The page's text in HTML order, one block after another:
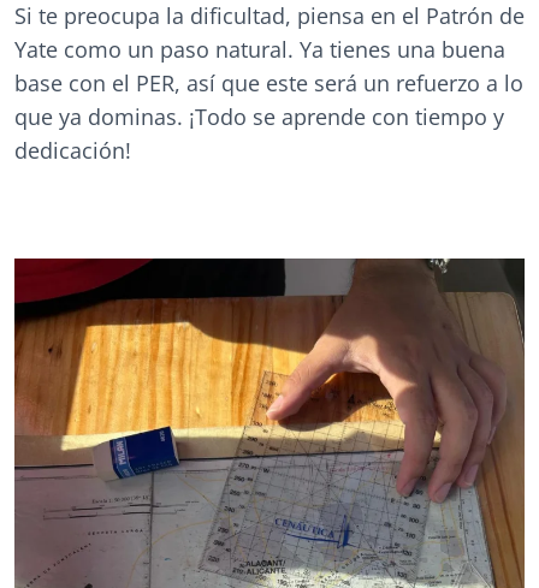
Si te preocupa la dificultad, piensa en el Patrón de
Yate como un paso natural. Ya tienes una buena
base con el PER, así que este será un refuerzo a lo
que ya dominas. ¡Todo se aprende con tiempo y
dedicación!